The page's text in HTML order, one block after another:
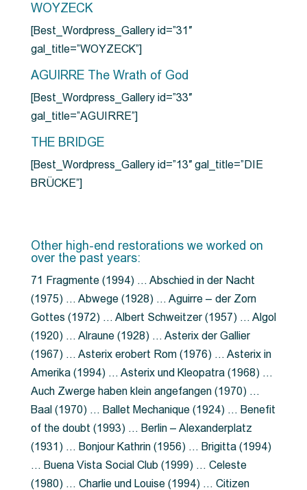
WOYZECK
[Best_Wordpress_Gallery id=”31″
gal_title=”WOYZECK”]
AGUIRRE The Wrath of God
[Best_Wordpress_Gallery id=”33″
gal_title=”AGUIRRE”]
THE BRIDGE
[Best_Wordpress_Gallery id=”13″ gal_title=”DIE
BRÜCKE”]
Other high-end restorations we worked on
over the past years:
71 Fragmente (1994) … Abschied in der Nacht
(1975) … Abwege (1928) … Aguirre – der Zorn
Gottes (1972) … Albert Schweitzer (1957) … Algol
(1920) … Alraune (1928) … Asterix der Gallier
(1967) … Asterix erobert Rom (1976) … Asterix in
Amerika (1994) … Asterix und Kleopatra (1968) …
Auch Zwerge haben klein angefangen (1970) …
Baal (1970) … Ballet Mechanique (1924) … Benefit
of the doubt (1993) … Berlin – Alexanderplatz
(1931) … Bonjour Kathrin (1956) … Brigitta (1994)
… Buena Vista Social Club (1999) … Celeste
(1980) … Charlie und Louise (1994) … Citizen